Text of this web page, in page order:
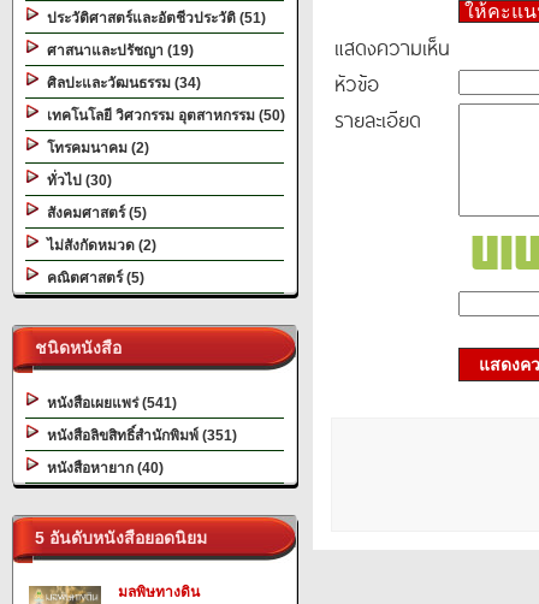
ประวัติศาสตร์และอัตชีวประวัติ (51)
ศาสนาและปรัชญา (19)
ศิลปะและวัฒนธรรม (34)
เทคโนโลยี วิศวกรรม อุตสาหกรรม (50)
โทรคมนาคม (2)
ทั่วไป (30)
สังคมศาสตร์ (5)
ไม่สังกัดหมวด (2)
คณิตศาสตร์ (5)
ชนิดหนังสือ
หนังสือเผยแพร่ (541)
หนังสือลิขสิทธิ์สำนักพิมพ์ (351)
หนังสือหายาก (40)
5 อันดับหนังสือยอดนิยม
มลพิษทางดิน
ให้คะแ
แสดงความเห็น
หัวข้อ
รายละเอียด
แสดงค